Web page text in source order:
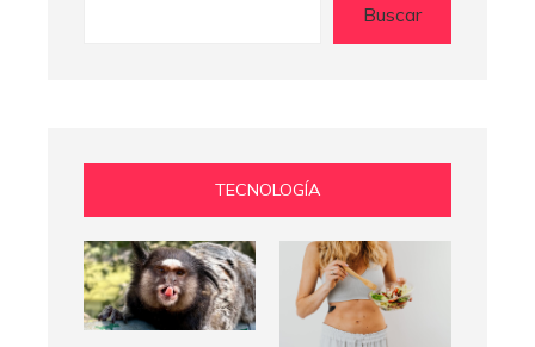
Buscar
TECNOLOGÍA